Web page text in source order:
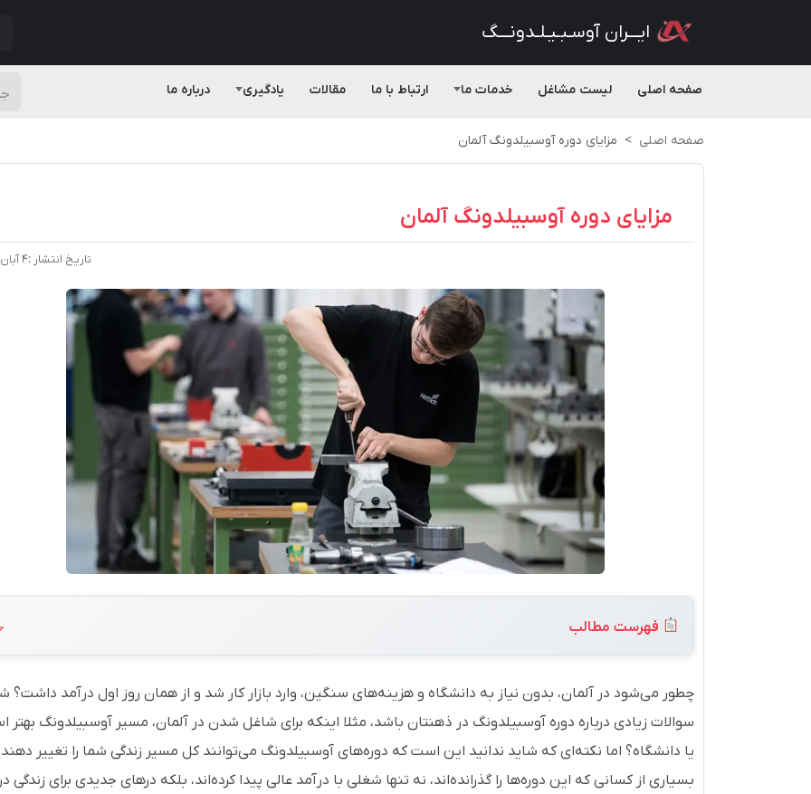
ایـــران آوسـبـیـلـدونـــگ
صفحه اصلی لیست مشاغل خدمات ما ارتباط با ما مقالات یادگیری درباره ما
صفحه اصلی مزایای دوره آوسبیلدونگ آلمان
مزایای دوره آوسبیلدونگ آلمان
تاریخ انتشار :۴ آبان ۱۴۰۴
فهرست مطالب
چطور می‌شود در آلمان، بدون نیاز به دانشگاه و هزینه‌های سنگین، وارد بازار کار شد و از همان روز اول درآمد داشت؟
سوالات زیادی درباره دوره آوسبیلدونگ در ذهنتان باشد، مثلا اینکه برای شاغل شدن در آلمان، مسیر آوسبیلدونگ بهتر
یا دانشگاه؟ اما نکته‌ای که شاید ندانید این است که دوره‌های آوسبیلدونگ می‌توانند کل مسیر زندگی شما را تغییر
بسیاری از کسانی که این دوره‌ها را گذرانده‌اند، نه تنها شغلی با درآمد عالی پیدا کرده‌اند، بلکه درهای جدیدی برای زندگی در